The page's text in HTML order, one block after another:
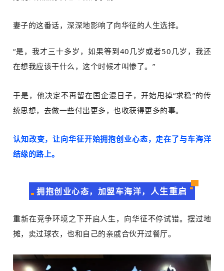
妻子的这番话，深深地影响了向华征的人生选择。
“是，我才三十多岁，如果等到40几岁或者50几岁，我还
在想我应该干什么，这个时候才叫惨了。”
于是，他决定不再留在国企混日子，开始甩掉“求稳”的传
统思想，去做一些付出更多，也收获得更多的事。
认知改变，让向华征开始拥抱创业心态，走在了与车海洋
结缘的路上。
拥抱创业心态，加盟车海洋， 人生重启
重新在竞争环境之下开启人生，向华征不停试错。摆过地
摊，卖过球衣，也和自己的亲戚合伙开过餐厅。